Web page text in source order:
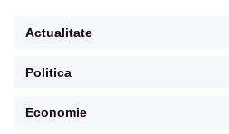
Actualitate
Politica
Economie